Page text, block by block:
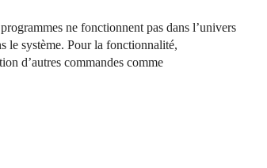
ne fonctionnent pas dans l’univers
le système. Pour la fonctionnalité,
d’autres commandes comme